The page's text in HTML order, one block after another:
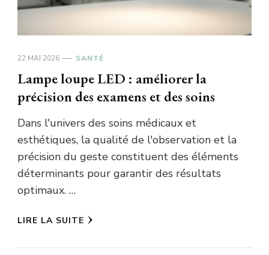
22 MAI 2026 SANTÉ
Lampe loupe LED : améliorer la
précision des examens et des soins
Dans l'univers des soins médicaux et
esthétiques, la qualité de l'observation et la
précision du geste constituent des éléments
déterminants pour garantir des résultats
optimaux. …
LIRE LA SUITE